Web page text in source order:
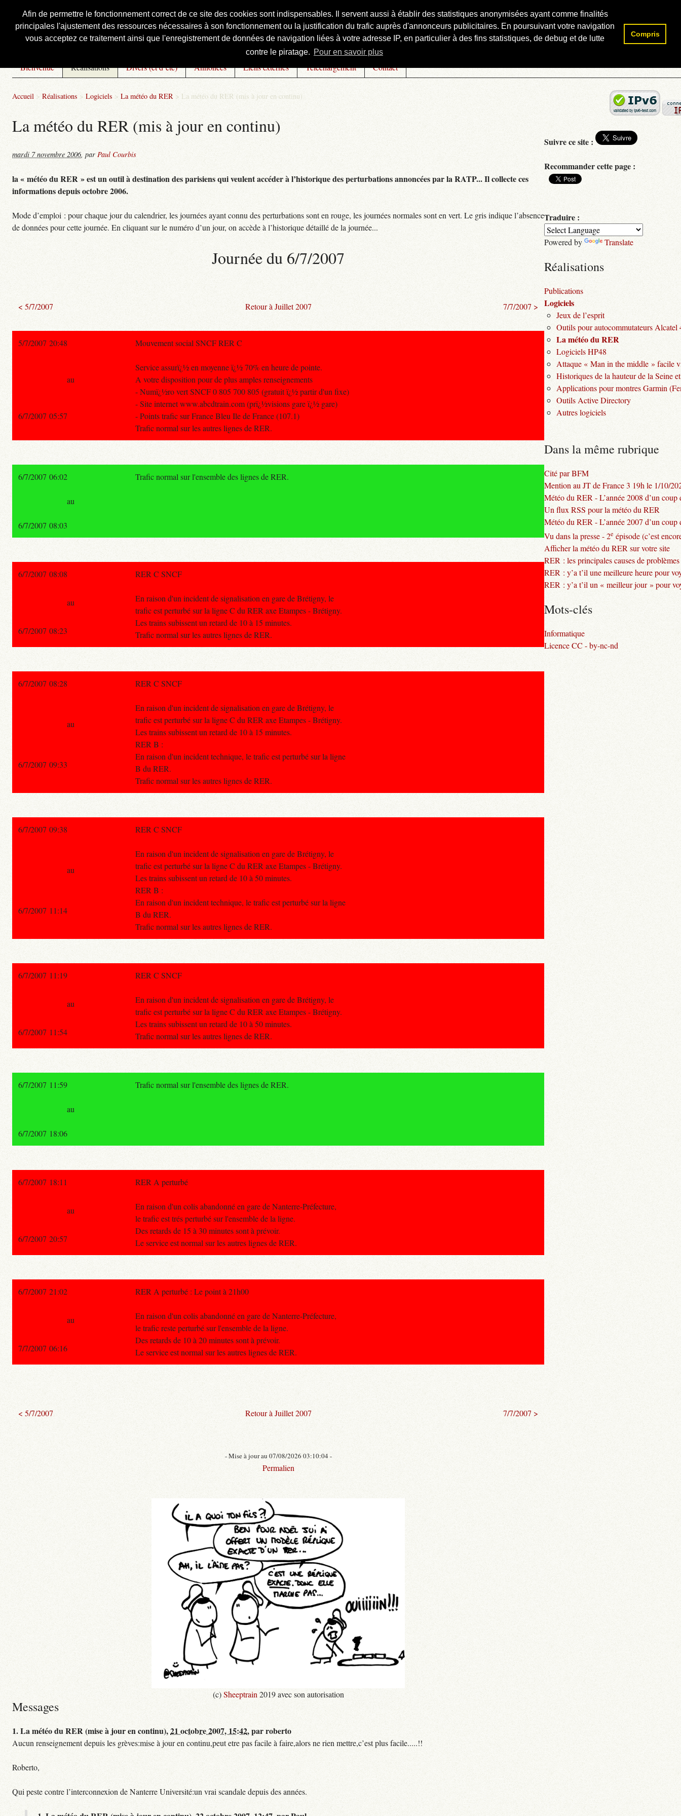
Afin de permettre le fonctionnement correct de ce site des cookies sont indispensables. Il servent aussi à établir des statistiques anonymisées ayant comme finalités
principales l'ajustement des ressources nécessaires à son fonctionnement ou la justification du trafic auprès d'annonceurs publicitaires. En poursuivant votre navigation
vous acceptez ce traitement ainsi que l'enregistrement de données de navigation liées à votre adresse IP, en particulier à des fins statistiques, de debug et de lutte
contre le piratage. Pour en savoir plus
Compris
Courbis, « LE » Blog Officiel
Bienvenue Réalisations Divers (et d’été) Annonces Liens externes Téléchargement Contact
Accueil > Réalisations > Logiciels > La météo du RER > La météo du RER (mis à jour en continu)
La météo du RER (mis à jour en continu)
mardi 7 novembre 2006, par Paul Courbis
la « météo du RER » est un outil à destination des parisiens qui veulent accéder à l’historique des perturbations annoncées par la RATP... Il collecte ces
informations depuis octobre 2006.
Mode d’emploi : pour chaque jour du calendrier, les journées ayant connu des perturbations sont en rouge, les journées normales sont en vert. Le gris indique l’absence
de données pour cette journée. En cliquant sur le numéro d’un jour, on accède à l’historique détaillé de la journée...
Journée du 6/7/2007
< 5/7/2007 Retour à Juillet 2007 7/7/2007 >
5/7/2007 20:48 Mouvement social SNCF RER C
Service assurï¿½ en moyenne ï¿½ 70% en heure de pointe.
A votre disposition pour de plus amples renseignements
- Numï¿½ro vert SNCF 0 805 700 805 (gratuit ï¿½ partir d'un fixe)
- Site internet www.abcdtrain.com (prï¿½visions gare ï¿½ gare)
- Points trafic sur France Bleu Ile de France (107.1)
Trafic normal sur les autres lignes de RER.
au
6/7/2007 05:57
6/7/2007 06:02 Trafic normal sur l'ensemble des lignes de RER.
au
6/7/2007 08:03
6/7/2007 08:08 RER C SNCF
En raison d'un incident de signalisation en gare de Brétigny, le
trafic est perturbé sur la ligne C du RER axe Etampes - Brétigny.
Les trains subissent un retard de 10 à 15 minutes.
Trafic normal sur les autres lignes de RER.
au
6/7/2007 08:23
6/7/2007 08:28 RER C SNCF
En raison d'un incident de signalisation en gare de Brétigny, le
trafic est perturbé sur la ligne C du RER axe Etampes - Brétigny.
Les trains subissent un retard de 10 à 15 minutes.
RER B :
En raison d'un incident technique, le trafic est perturbé sur la ligne
B du RER.
Trafic normal sur les autres lignes de RER.
au
6/7/2007 09:33
6/7/2007 09:38 RER C SNCF
En raison d'un incident de signalisation en gare de Brétigny, le
trafic est perturbé sur la ligne C du RER axe Etampes - Brétigny.
Les trains subissent un retard de 10 à 50 minutes.
RER B :
En raison d'un incident technique, le trafic est perturbé sur la ligne
B du RER.
Trafic normal sur les autres lignes de RER.
au
6/7/2007 11:14
6/7/2007 11:19 RER C SNCF
En raison d'un incident de signalisation en gare de Brétigny, le
trafic est perturbé sur la ligne C du RER axe Etampes - Brétigny.
Les trains subissent un retard de 10 à 50 minutes.
Trafic normal sur les autres lignes de RER.
au
6/7/2007 11:54
6/7/2007 11:59 Trafic normal sur l'ensemble des lignes de RER.
au
6/7/2007 18:06
6/7/2007 18:11 RER A perturbé
En raison d'un colis abandonné en gare de Nanterre-Préfecture,
le trafic est trés perturbé sur l'ensemble de la ligne.
Des retards de 15 à 30 minutes sont à prévoir.
Le service est normal sur les autres lignes de RER.
au
6/7/2007 20:57
6/7/2007 21:02 RER A perturbé : Le point à 21h00
En raison d'un colis abandonné en gare de Nanterre-Préfecture,
le trafic reste perturbé sur l'ensemble de la ligne.
Des retards de 10 à 20 minutes sont à prévoir.
Le service est normal sur les autres lignes de RER.
au
7/7/2007 06:16
< 5/7/2007 Retour à Juillet 2007 7/7/2007 >
- Mise à jour au 07/08/2026 03:10:04 -
Permalien
(c)Sheeptrain 2019 avec son autorisation
Messages
1.La météo du RER (mise à jour en continu),21 octobre 2007, 15:42,parroberto
Aucun renseignement depuis les grèves:mise à jour en continu,peut etre pas facile à faire,alors ne rien mettre,c’est plus facile.....!!
Roberto,
Qui peste contre l’interconnexion de Nanterre Université:un vrai scandale depuis des années.
Rechercher :
Suivre ce site :
Recommander cette page :
Traduire :
Powered by Translate
Réalisations
Publications
Logiciels
Jeux de l’esprit
Outils pour autocommutateurs Alcatel
La météo du RER
Logiciels HP48
Attaque « Man in the middle » facile
Historiques de la hauteur de la Seine
Applications pour montres Garmin
Outils Active Directory
Autres logiciels
Dans la même rubrique
Cité par BFM
Mention au JT de France 3 19h le 1/10/
Météo du RER - L’année 2008 d’un coup
Un flux RSS pour la météo du RER
Météo du RER - L’année 2007 d’un coup
Vu dans la presse - 2e épisode (c’est
Afficher la météo du RER sur votre site
RER : les principales causes de problèmes
RER : y’a t’il une meilleure heure pour
RER : y’a t’il un « meilleur jour » pour
Mots-clés
Informatique
Licence CC - by-nc-nd